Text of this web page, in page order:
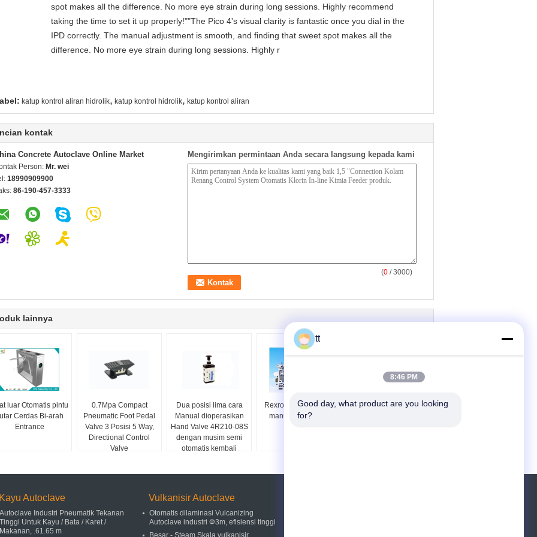
spot makes all the difference. No more eye strain during long sessions. Highly recommend
taking the time to set it up properly!""The Pico 4's visual clarity is fantastic once you dial in the
IPD correctly. The manual adjustment is smooth, and finding that sweet spot makes all the
difference. No more eye strain during long sessions. Highly r
katup kontrol aliran hidrolik, katup kontrol hidrolik, katup kontrol aliran
kontak
Concrete Autoclave Online Market
Person: Mr. wei
18990909900
86-190-457-3333
Mengirimkan permintaan Anda secara langsung kepada kami
(0 / 3000)
lainnya
luar Otomatis pintu
Cerdas Bi-arah
Entrance
0.7Mpa Compact
Pneumatic Foot Pedal
Valve 3 Posisi 5 Way,
Directional Control
Valve
Dua posisi lima cara
Manual dioperasikan
Hand Valve 4R210-08S
dengan musim semi
otomatis kembali
Rexroth katup kontrol
manual directional
2 posisi 5 cara kompak
Kayu Autoclave
Autoclave Industri Pneumatik Tekanan
Tinggi Untuk Kayu / Bata / Karet /
Makanan, .61.65 m
Vulkanisir Autoclave
Otomatis dilaminasi Vulcanizing
Autoclave industri Φ3m, efisiensi tinggi
Besar - Steam Skala vulkanisir
tt
8:46 PM
Good day, what product are you looking
for?